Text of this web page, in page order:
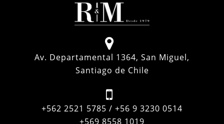
Av. Departamental 1364, San Miguel,
Santiago de Chile
+562 2521 5785 / +56 9 3230 0514
+569 8558 1019